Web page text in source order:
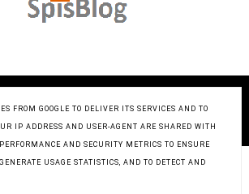
BLOGGER
DESIGN: KAROGRAFIA.PL
FROM GOOGLE TO DELIVER ITS SERVICES AND TO
IP ADDRESS AND USER-AGENT ARE SHARED WITH
AND SECURITY METRICS TO ENSURE
USAGE STATISTICS, AND TO DETECT AND